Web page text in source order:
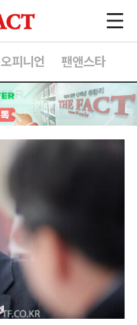
오피니언 팬앤스타